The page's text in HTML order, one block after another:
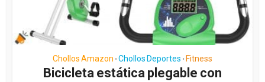
Chollos Amazon • Chollos Deportes • Fitness
Bicicleta estática plegable con